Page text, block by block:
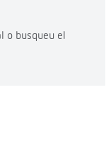
o busqueu el